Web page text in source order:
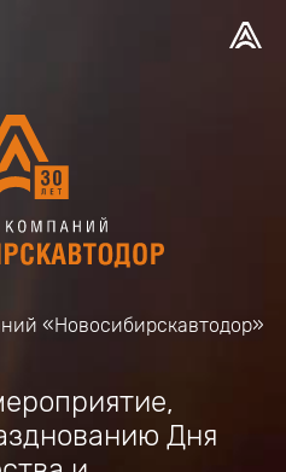
«Новосибирскавтодор»
Дня